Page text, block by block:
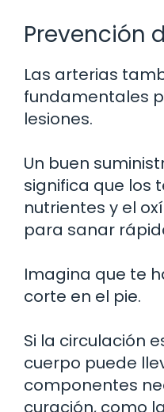
Prevención
Las arterias
fundamentales
lesiones.
Un buen
significa que los
nutrientes y el
para sanar
Imagina que te
corte en el pie.
Si la circulación
cuerpo puede
componentes
curación, como